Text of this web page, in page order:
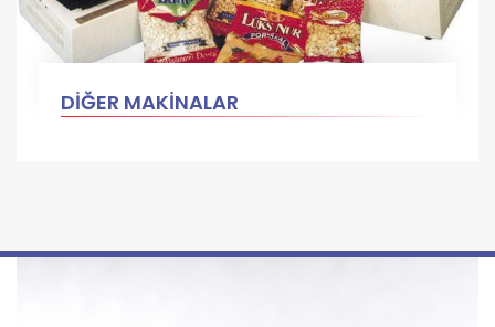
DİĞER MAKİNALAR